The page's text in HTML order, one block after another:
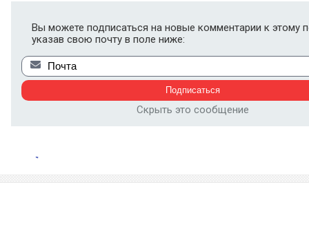
Вы можете подписаться на новые комментарии к этому
указав свою почту в поле ниже:
Скрыть это сообщение